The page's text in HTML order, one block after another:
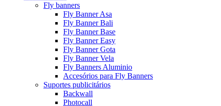
Fly banners
Fly Banner Asa
Fly Banner Bali
Fly Banner Base
Fly Banner Easy
Fly Banner Gota
Fly Banner Vela
Fly Banners Aluminio
Accesórios para Fly Banners
Suportes publicitários
Backwall
Photocall